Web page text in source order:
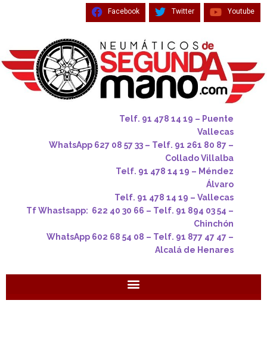
Facebook Twitter Youtube
Telf. 91 478 14 19 – Puente
Vallecas
WhatsApp 627 08 57 33 – Telf. 91 261 80 87 –
Collado Villalba
Telf. 91 478 14 19 – Méndez
Álvaro
Telf. 91 478 14 19 – Vallecas
Tf Whastsapp: 622 40 30 66 – Telf. 91 894 03 54 –
Chinchón
WhatsApp 602 68 54 08 – Telf. 91 877 47 47 –
Alcalá de Henares